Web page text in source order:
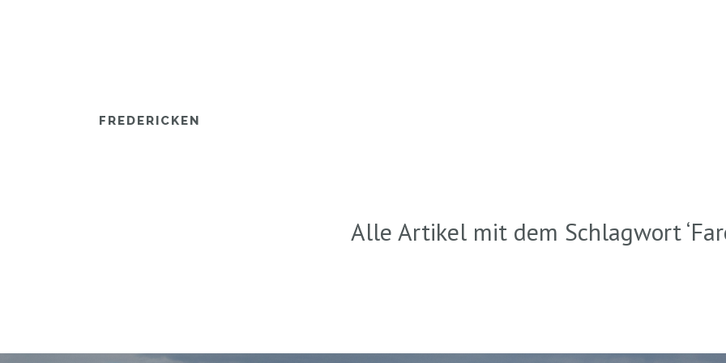
FREDERICKEN
Alle Artikel mit dem Schlagwort ‘